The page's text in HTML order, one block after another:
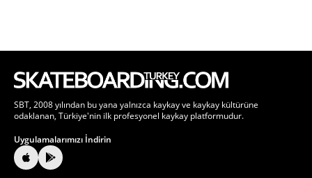
SBT, 2008 yılından bu yana yalnızca kaykay ve kaykay kültürüne
odaklanan, Türkiye'nin ilk profesyonel kaykay platformudur.
Uygulamalarımızı İndirin